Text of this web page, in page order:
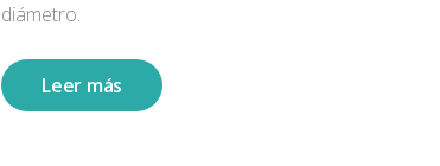
diámetro.
Leer más